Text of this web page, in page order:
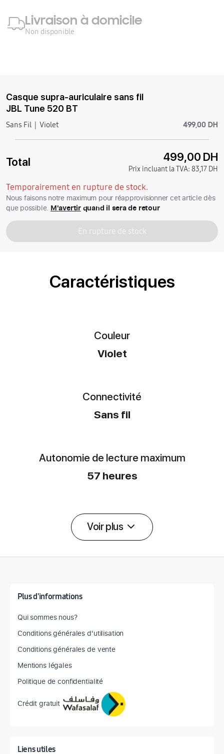
Livraison à domicile
Non disponible
Casque supra-auriculaire sans fil
JBL Tune 520 BT
Sans Fil Violet 499,00 DH
Total 499,00 DH
Prix incluant la TVA: 83,17 DH
Temporairement en rupture de stock.
Nous faisons notre maximum pour réapprovisionner cet article dès
que possible. M'avertirquand il sera de retour
En rupture de stock
Caractéristiques
Couleur
Violet
Connectivité
Sans fil
Autonomie de lecture maximum
57 heures
Voir plus
Plus d'informations
Qui sommes nous?
Conditions générales d'utilisation
Conditions générales de vente
Mentions légales
Politique de confidentialité
Crédit gratuit
Liens utiles